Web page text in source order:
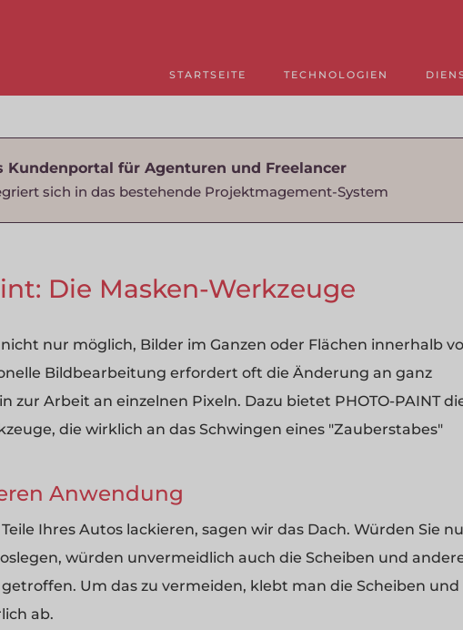
STARTSEITE TECHNOLOGIEN
Kundenportal für Agenturen und Freelancer
sich in das bestehende Projektmagement-System
Die Masken-Werkzeuge
nicht nur möglich, Bilder im Ganzen oder Flächen innerhalb
Bildbearbeitung erfordert oft die Änderung an ganz
zur Arbeit an einzelnen Pixeln. Dazu bietet PHOTO-PAINT
die wirklich an das Schwingen eines "Zauberstabes"
Anwendung
Ihres Autos lackieren, sagen wir das Dach. Würden Sie
würden unvermeidlich auch die Scheiben und
Um das zu vermeiden, klebt man die Scheiben und
ab.